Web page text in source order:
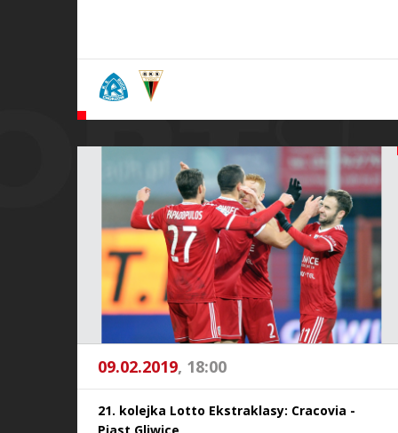
09.02.2019, 18:00
21. kolejka Lotto Ekstraklasy: Cracovia -